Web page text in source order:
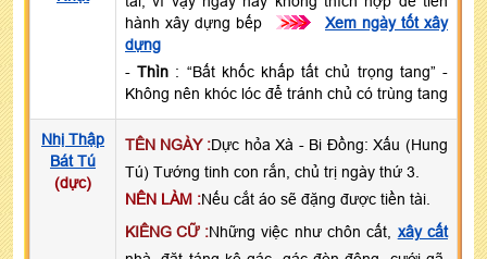
hành xây dựng bếp
>>>
Xem ngày tốt xây
dựng
-Thìn : “Bất khốc khấp tất chủ trọng tang” -
Không nên khóc lóc để tránh chủ có trùng tang
Nhị Thập
Bát Tú
(dực)
TÊN NGÀY :Dực hỏa Xà - Bi Đồng: Xấu (Hung
Tú) Tướng tinh con rắn, chủ trị ngày thứ 3.
NÊN LÀM :Nếu cắt áo sẽ đặng được tiền tài.
KIÊNG CỮ :Những việc như chôn cất, xây cất